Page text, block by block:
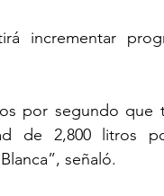
incrementar
por segundo
de 2,800 litros
señaló.